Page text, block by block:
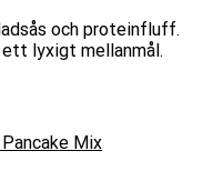
och proteinfluff.
lyxigt mellanmål.
Mix